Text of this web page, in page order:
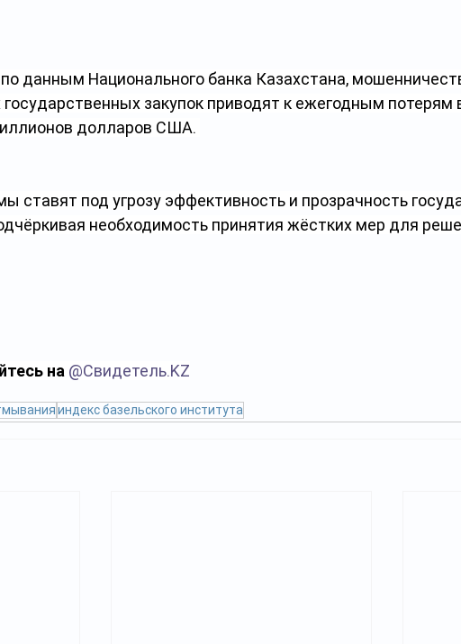
данным Национального банка Казахстана,
государственных закупок приводят к ежегодным потерям
долларов США.
ставят под угрозу эффективность и прозрачность
необходимость принятия жёстких мер для
на @Свидетель.KZ
индекс базельского института